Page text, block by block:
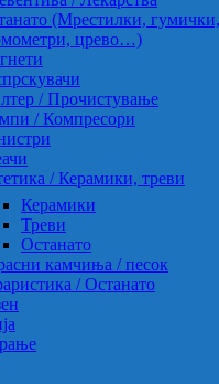
(Мрестилки, гумички,
црево…)
/ Прочистување
/ Компресори
/ Керамики, треви
Керамики
Треви
Останато
камчиња / песок
/ Останато